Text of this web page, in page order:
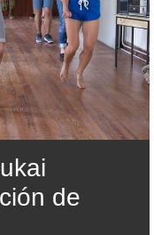
de